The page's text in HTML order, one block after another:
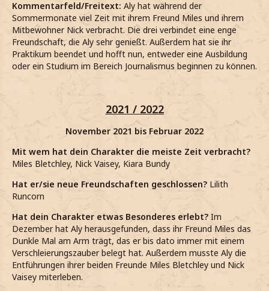
Kommentarfeld/Freitext: Aly hat während der
Sommermonate viel Zeit mit ihrem Freund Miles und ihrem
Mitbewohner Nick verbracht. Die drei verbindet eine enge
Freundschaft, die Aly sehr genießt. Außerdem hat sie ihr
Praktikum beendet und hofft nun, entweder eine Ausbildung
oder ein Studium im Bereich Journalismus beginnen zu können.
2021 / 2022
November 2021 bis Februar 2022
Mit wem hat dein Charakter die meiste Zeit verbracht?
Miles Bletchley, Nick Vaisey, Kiara Bundy
Hat er/sie neue Freundschaften geschlossen? Lilith
Runcorn
Hat dein Charakter etwas Besonderes erlebt? Im
Dezember hat Aly herausgefunden, dass ihr Freund Miles das
Dunkle Mal am Arm trägt, das er bis dato immer mit einem
Verschleierungszauber belegt hat. Außerdem musste Aly die
Entführungen ihrer beiden Freunde Miles Bletchley und Nick
Vaisey miterleben.